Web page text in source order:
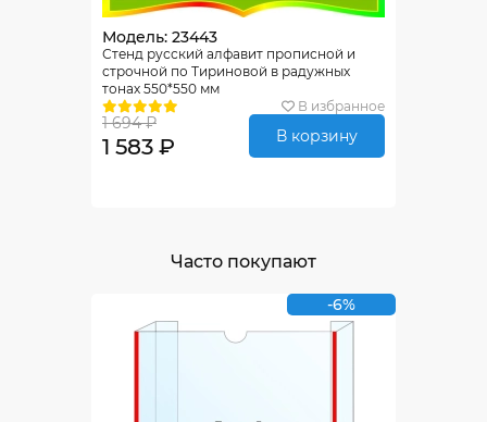
Модель: 23443
Стенд русский алфавит прописной и
строчной по Тириновой в радужных
тонах 550*550 мм
В избранное
1 694 ₽
1 583 ₽ В корзину
Часто покупают
-6%